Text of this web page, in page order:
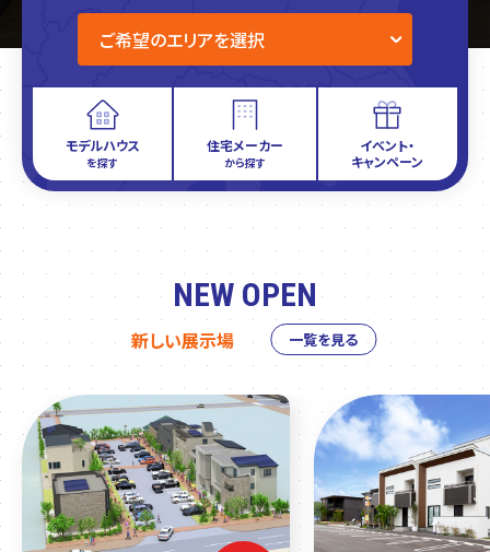
モデルハウス
を探す
住宅メーカー
から探す
イベント・
キャンペーン
NEW OPEN
新しい展示場 一覧を見る